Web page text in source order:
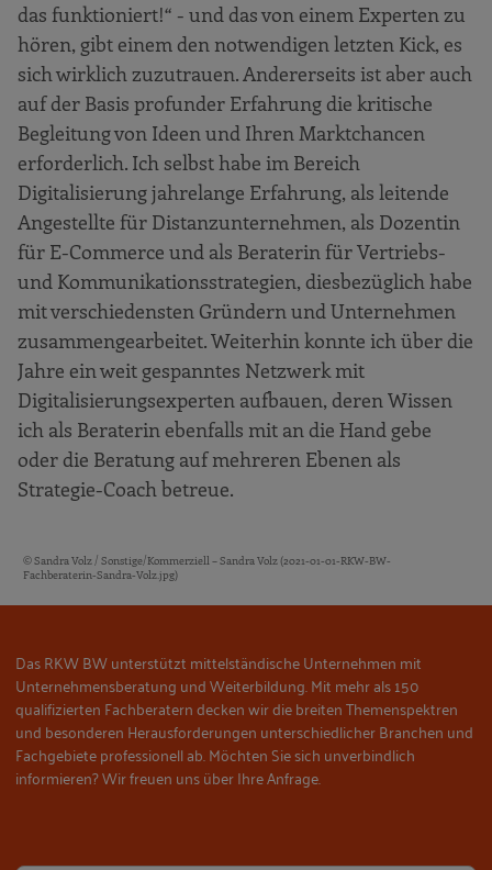
das funktioniert!“ - und das von einem Experten zu
hören, gibt einem den notwendigen letzten Kick, es
sich wirklich zuzutrauen. Andererseits ist aber auch
auf der Basis profunder Erfahrung die kritische
Begleitung von Ideen und Ihren Marktchancen
erforderlich. Ich selbst habe im Bereich
Digitalisierung jahrelange Erfahrung, als leitende
Angestellte für Distanzunternehmen, als Dozentin
für E-Commerce und als Beraterin für Vertriebs-
und Kommunikationsstrategien, diesbezüglich habe
mit verschiedensten Gründern und Unternehmen
zusammengearbeitet. Weiterhin konnte ich über die
Jahre ein weit gespanntes Netzwerk mit
Digitalisierungsexperten aufbauen, deren Wissen
ich als Beraterin ebenfalls mit an die Hand gebe
oder die Beratung auf mehreren Ebenen als
Strategie-Coach betreue.
Bildquellen und Copyright-Hinweise
© Sandra Volz / Sonstige/Kommerziell – Sandra Volz (2021-01-01-RKW-BW-
Fachberaterin-Sandra-Volz.jpg)
Das RKW BW unterstützt mittelständische Unternehmen mit
Unternehmensberatung und Weiterbildung. Mit mehr als 150
qualifizierten Fachberatern decken wir die breiten Themenspektren
und besonderen Herausforderungen unterschiedlicher Branchen und
Fachgebiete professionell ab. Möchten Sie sich unverbindlich
informieren? Wir freuen uns über Ihre Anfrage.